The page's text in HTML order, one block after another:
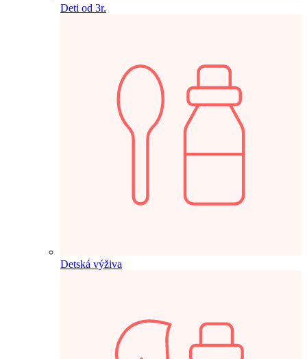
Deti od 3r.
Detská výživa